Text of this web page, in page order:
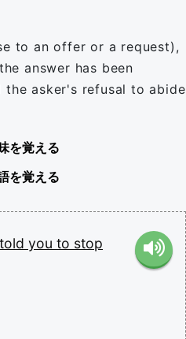
to an offer or a request),
answer has been
the asker's refusal to abide
を覚える
を覚える
told you to stop